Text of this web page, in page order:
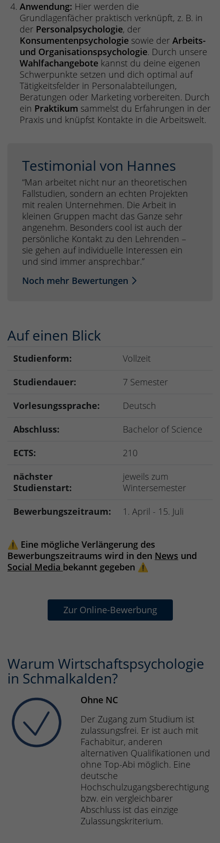
Anwendung: Hier werden die
Grundlagenfächer praktisch verknüpft, z. B. in
der Personalpsychologie, der
Konsumentenpsychologie sowie der Arbeits-
und Organisationspsychologie. Durch unsere
Wahlfachangebote kannst du deine eigenen
Schwerpunkte setzen und dich optimal auf
Tätigkeitsfelder in Personalabteilungen,
Beratungen oder Marketing vorbereiten. Durch
ein Praktikum sammelst du Erfahrungen in der
Praxis und knüpfst Kontakte in die Arbeitswelt.
Testimonial von Hannes
“Man arbeitet nicht nur an theoretischen
Fallstudien, sondern an echten Projekten
mit realen Unternehmen. Die Arbeit in
kleinen Gruppen macht das Ganze sehr
angenehm. Besonders cool ist auch der
persönliche Kontakt zu den Lehrenden –
sie gehen auf individuelle Interessen ein
und sind immer ansprechbar.”
Noch mehr Bewertungen
Auf einen Blick
Studienform:
Vollzeit
Studiendauer:
7 Semester
Vorlesungssprache:
Deutsch
Abschluss:
Bachelor of Science
ECTS:
210
nächster
Studienstart:
jeweils zum
Wintersemester
Bewerbungszeitraum:
1. April - 15. Juli
⚠️ Eine mögliche Verlängerung des
Bewerbungszeitraums wird in den News und
Social Media bekannt gegeben ⚠️
Zur Online-Bewerbung
Warum Wirtschaftspsychologie
in Schmalkalden?
Ohne NC
Der Zugang zum Studium ist
zulassungsfrei. Er ist auch mit
Fachabitur, anderen
alternativen Qualifikationen und
ohne Top-Abi möglich. Eine
deutsche
Hochschulzugangsberechtigung
bzw. ein vergleichbarer
Abschluss ist das einzige
Zulassungskriterium.